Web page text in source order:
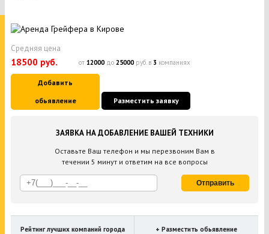
Средняя цена
18500 руб. от 12000до 25000руб. в 3 компаниях
Добавить
обьявление
Разместить заявку
ЗАЯВКА НА ДОБАВЛЕНИЕ ВАШЕЙ ТЕХНИКИ
Оставьте Ваш телефон и мы перезвоним Вам в
течении 5 минут и ответим на все вопросы
Отправить
Рейтинг лучших компаний города + Разместить обьявление